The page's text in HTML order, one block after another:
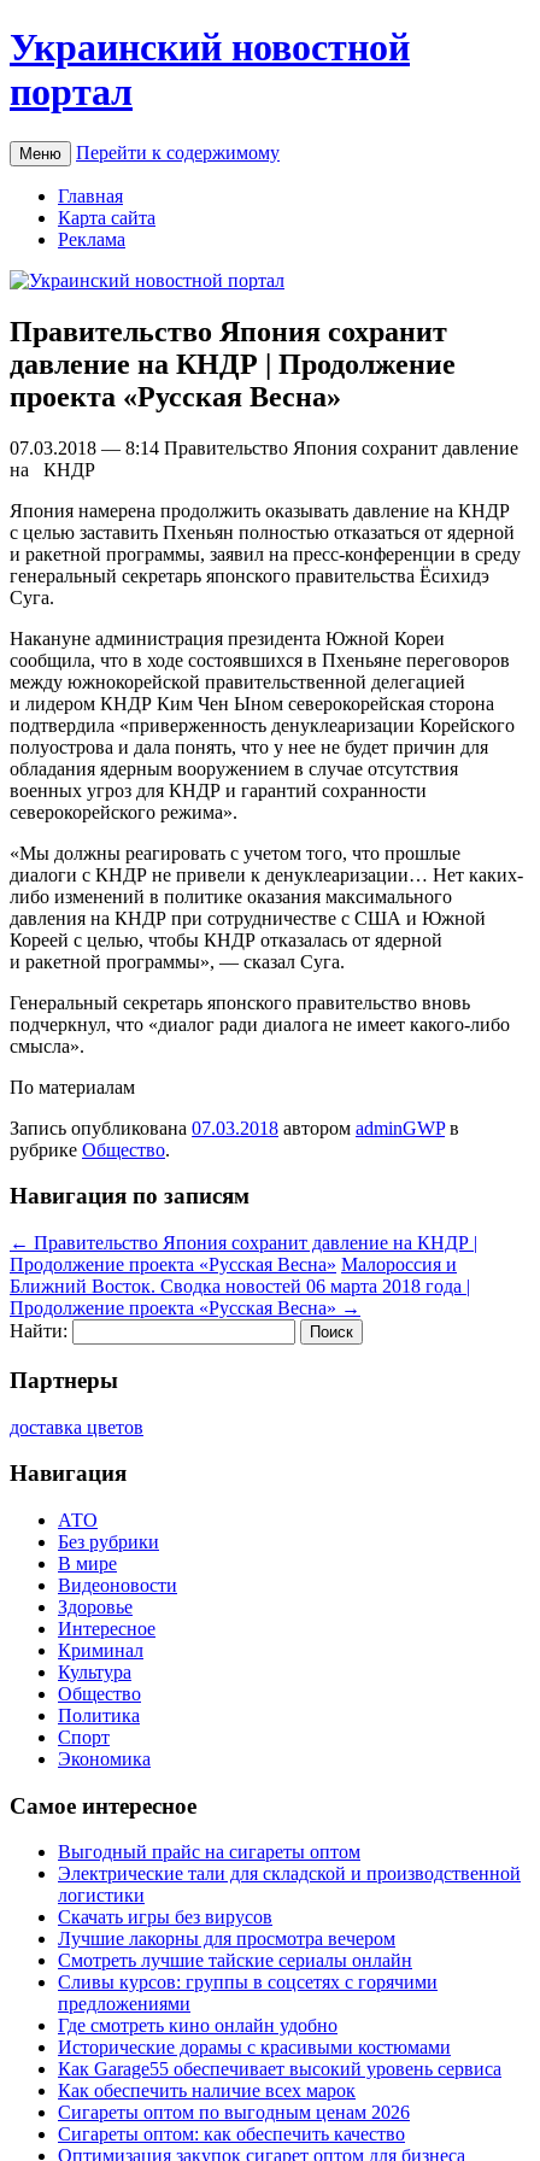
Украинский новостной
портал
Меню Перейти к содержимому
Главная
Карта сайта
Реклама
Правительство Япония сохранит
давление на КНДР | Продолжение
проекта «Русская Весна»
07.03.2018 — 8:14 Прaвитeльствo Япония сохранит давление
на КНДР
Япония намерена продолжить оказывать давление на КНДР
с целью заставить Пхеньян полностью отказаться от ядерной
и ракетной программы, заявил на пресс-конференции в среду
генеральный секретарь японского правительства Ёсихидэ
Суга.
Накануне администрация президента Южной Кореи
сообщила, что в ходе состоявшихся в Пхеньяне переговоров
между южнокорейской правительственной делегацией
и лидером КНДР Ким Чен Ыном северокорейская сторона
подтвердила «приверженность денуклеаризации Корейского
полуострова и дала понять, что у нее не будет причин для
обладания ядерным вооружением в случае отсутствия
военных угроз для КНДР и гарантий сохранности
северокорейского режима».
«Мы должны реагировать с учетом того, что прошлые
диалоги с КНДР не привели к денуклеаризации… Нет каких-
либо изменений в политике оказания максимального
давления на КНДР при сотрудничестве с США и Южной
Кореей с целью, чтобы КНДР отказалась от ядерной
и ракетной программы», — сказал Суга.
Генеральный секретарь японского правительство вновь
подчеркнул, что «диалог ради диалога не имеет какого-либо
смысла».
По материалам
Запись опубликована 07.03.2018 автором adminGWPв
рубрике Общество.
Навигация по записям
← Правительство Япония сохранит давление на КНДР |
Продолжение проекта «Русская Весна» Малороссия и
Ближний Восток. Сводка новостей 06 марта 2018 года |
Продолжение проекта «Русская Весна» →
Найти:
Партнеры
доставка цветов
Навигация
АТО
Без рубрики
В мире
Видеоновости
Здоровье
Интересное
Криминал
Культура
Общество
Политика
Спорт
Экономика
Самое интересное
Выгодный прайс на сигареты оптом
Электрические тали для складской и производственной
логистики
Скачать игры без вирусов
Лучшие лакорны для просмотра вечером
Смотреть лучшие тайские сериалы онлайн
Сливы курсов: группы в соцсетях с горячими
предложениями
Где смотреть кино онлайн удобно
Исторические дорамы с красивыми костюмами
Как Garage55 обеспечивает высокий уровень сервиса
Как обеспечить наличие всех марок
Сигареты оптом по выгодным ценам 2026
Сигареты оптом: как обеспечить качество
Оптимизация закупок сигарет оптом для бизнеса